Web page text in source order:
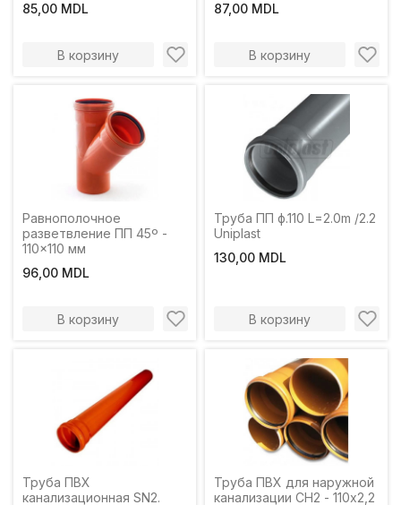
85,00 MDL
В корзину
87,00 MDL
В корзину
Равнополочное
разветвление ПП 45º -
110x110 мм
96,00 MDL
В корзину
Труба ПП ф.110 L=2.0m /2.2
Uniplast
130,00 MDL
В корзину
Труба ПВХ
канализационная SN2.
Труба ПВХ для наружной
канализации СН2 - 110х2,2